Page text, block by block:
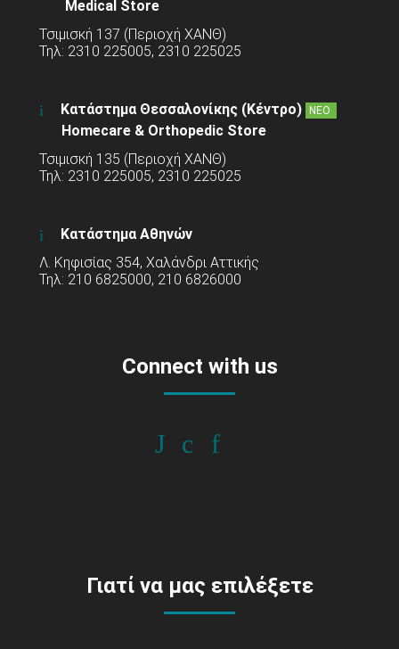
Medical Store
Τσιμισκή 137 (Περιοχή ΧΑΝΘ)
Τηλ: 2310 225005, 2310 225025
Κατάστημα Θεσσαλονίκης (Κέντρο) ΝΕΟ
Homecare & Orthopedic Store
Τσιμισκή 135 (Περιοχή ΧΑΝΘ)
Τηλ: 2310 225005, 2310 225025
Κατάστημα Αθηνών
Λ. Κηφισίας 354, Χαλάνδρι Αττικής
Τηλ: 210 6825000, 210 6826000
Connect with us
Γιατί να μας επιλέξετε